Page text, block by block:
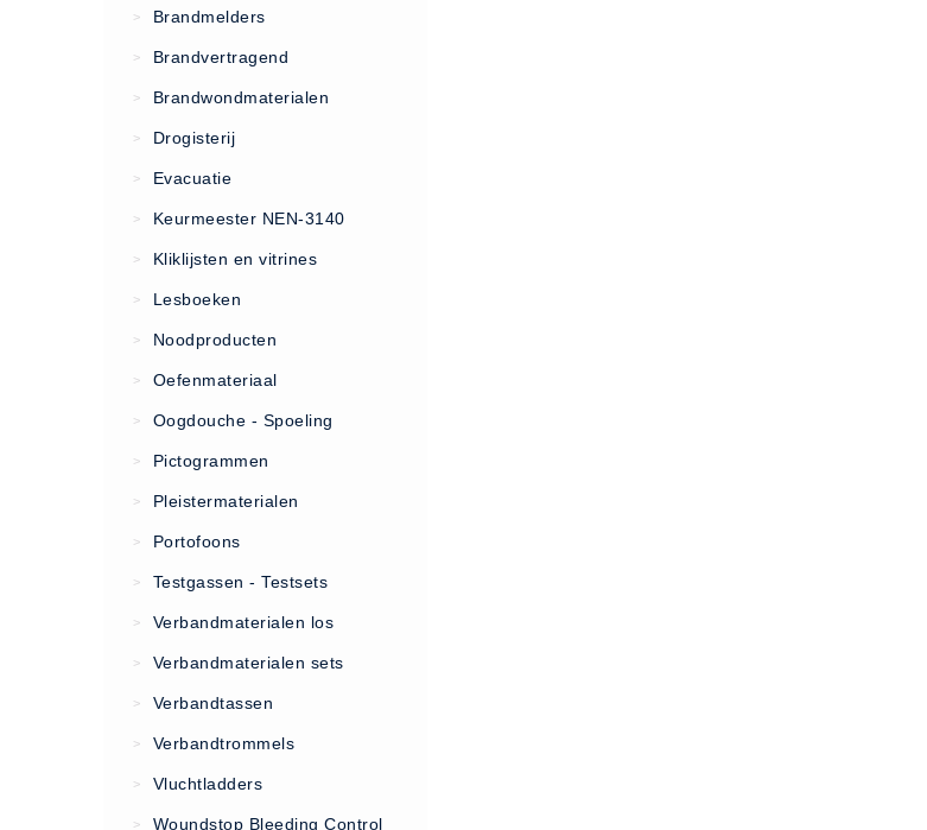
Ons Team
Nieuws
Contact
Algemene Voorwaarden
Vacatures
AED apparaten (11)
AED apparaten (11)
AED batterijen (12)
AED binnen - buiten kasten (11)
AED elektroden (18)
AED tassen (14)
> Brandmelders
> Brandvertragend
> Brandwondmaterialen
> Drogisterij
> Evacuatie
> Keurmeester NEN-3140
> Kliklijsten en vitrines
> Lesboeken
> Noodproducten
> Oefenmateriaal
> Oogdouche - Spoeling
> Pictogrammen
> Pleistermaterialen
> Portofoons
> Testgassen - Testsets
> Verbandmaterialen los
> Verbandmaterialen sets
> Verbandtassen
> Verbandtrommels
> Vluchtladders
> Woundstop Bleeding Control